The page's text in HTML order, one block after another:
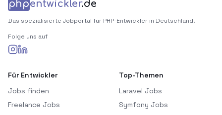
phpentwickler.de
Das spezialisierte Jobportal für PHP-Entwickler in Deutschland.
Folge uns auf
Für Entwickler
Jobs finden
Freelance Jobs
Top-Themen
Laravel Jobs
Symfony Jobs